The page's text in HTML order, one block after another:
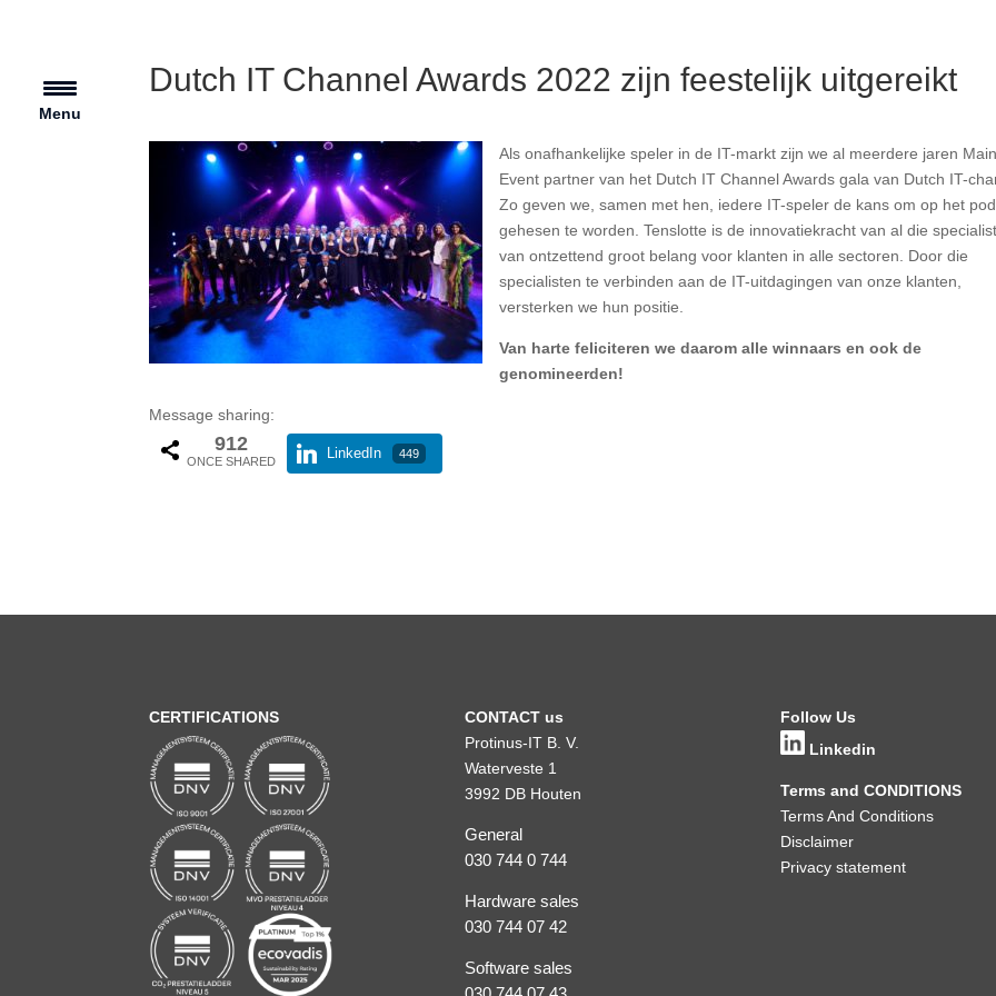
Dutch IT Channel Awards 2022 zijn feestelijk uitgereikt
Als onafhankelijke speler in de IT-markt zijn we al meerdere jaren
Event partner van het Dutch IT Channel Awards gala van Dutch IT-
Zo geven we, samen met hen, iedere IT-speler de kans om op het
gehesen te worden. Tenslotte is de innovatiekracht van al die
van ontzettend groot belang voor klanten in alle sectoren. Door die
specialisten te verbinden aan de IT-uitdagingen van onze klanten,
versterken we hun positie.
Van harte feliciteren we daarom alle winnaars en ook de
genomineerden!
Message sharing:
912
ONCE SHARED
LinkedIn 449
CERTIFICATIONS
CONTACT us
Protinus-IT B. V.
Waterveste 1
3992 DB Houten
General
030 744 0 744
Hardware sales
030 744 07 42
Software sales
Follow Us
Linkedin
Terms and CONDITIONS
Terms And Conditions
Disclaimer
Privacy statement
Menu